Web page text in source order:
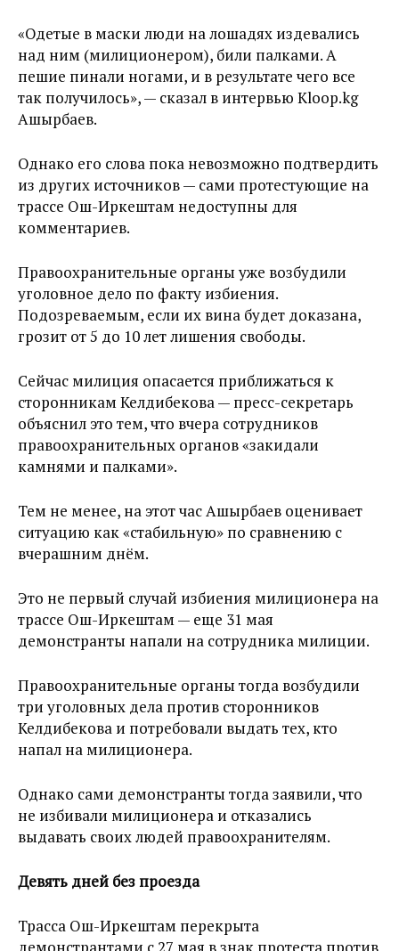
«Одетые в маски люди на лошадях издевались
над ним (милиционером), били палками. А
пешие пинали ногами, и в результате чего все
так получилось», — сказал в интервью Kloop.kg
Ашырбаев.
Однако его слова пока невозможно подтвердить
из других источников — сами протестующие на
трассе Ош-Иркештам недоступны для
комментариев.
Правоохранительные органы уже возбудили
уголовное дело по факту избиения.
Подозреваемым, если их вина будет доказана,
грозит от 5 до 10 лет лишения свободы.
Сейчас милиция опасается приближаться к
сторонникам Келдибекова — пресс-секретарь
объяснил это тем, что вчера сотрудников
правоохранительных органов «закидали
камнями и палками».
Тем не менее, на этот час Ашырбаев оценивает
ситуацию как «стабильную» по сравнению с
вчерашним днём.
Это не первый случай избиения милиционера на
трассе Ош-Иркештам — еще 31 мая
демонстранты напали на сотрудника милиции.
Правоохранительные органы тогда возбудили
три уголовных дела против сторонников
Келдибекова и потребовали выдать тех, кто
напал на милиционера.
Однако сами демонстранты тогда заявили, что
не избивали милиционера и отказались
выдавать своих людей правоохранителям.
Девять дней без проезда
Трасса Ош-Иркештам перекрыта